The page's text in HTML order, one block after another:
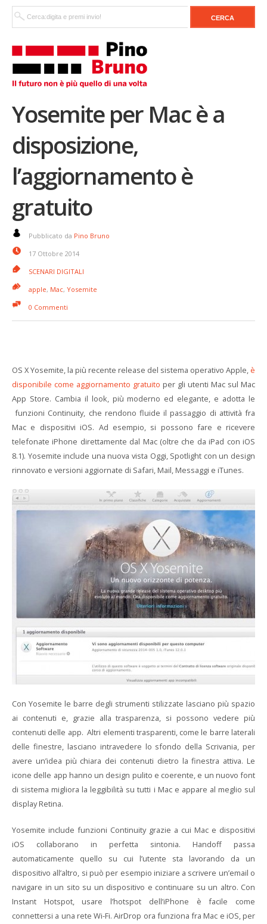
Yosemite per Mac è a
disposizione,
l’aggiornamento è
gratuito
Pubblicato da Pino Bruno
17 Ottobre 2014
SCENARI DIGITALI
apple, Mac, Yosemite
0 Commenti
OS X Yosemite, la più recente release del sistema operativo Apple, è
disponibile come aggiornamento gratuito per gli utenti Mac sul Mac
App Store. Cambia il look, più moderno ed elegante, e adotta le
funzioni Continuity, che rendono fluide il passaggio di attività fra
Mac e dispositivi iOS. Ad esempio, si possono fare e ricevere
telefonate iPhone direttamente dal Mac (oltre che da iPad con iOS
8.1). Yosemite include una nuova vista Oggi, Spotlight con un design
rinnovato e versioni aggiornate di Safari, Mail, Messaggi e iTunes.
Con Yosemite le barre degli strumenti stilizzate lasciano più spazio
ai contenuti e, grazie alla trasparenza, si possono vedere più
contenuti delle app. Altri elementi trasparenti, come le barre laterali
delle finestre, lasciano intravedere lo sfondo della Scrivania, per
avere un’idea più chiara dei contenuti dietro la finestra attiva. Le
icone delle app hanno un design pulito e coerente, e un nuovo font
di sistema migliora la leggibilità su tutti i Mac e appare al meglio sul
display Retina.
Yosemite include funzioni Continuity grazie a cui Mac e dispositivi
iOS collaborano in perfetta sintonia. Handoff passa
automaticamente quello su cui l’utente sta lavorando da un
dispositivo all’altro, si può per esempio iniziare a scrivere un’email o
navigare in un sito su un dispositivo e continuare su un altro. Con
Instant Hotspot, usare l’hotspot dell’iPhone è facile come
connettersi a una rete Wi-Fi. AirDrop ora funziona fra Mac e iOS, per